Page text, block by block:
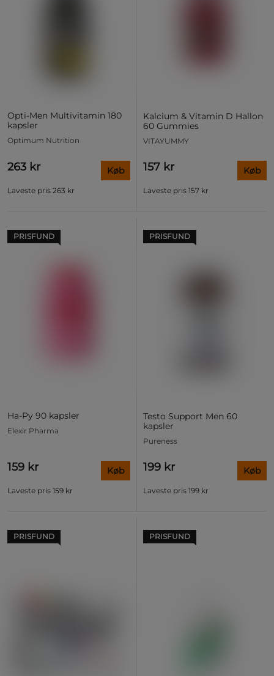
Opti-Men Multivitamin 180
kapsler
Optimum Nutrition
263 kr
Laveste pris 263 kr
Køb
Kalcium & Vitamin D Hallon
60 Gummies
VITAYUMMY
157 kr
Laveste pris 157 kr
Køb
PRISFUND
Ha-Py 90 kapsler
Elexir Pharma
159 kr
Laveste pris 159 kr
Køb
PRISFUND
Testo Support Men 60
kapsler
Pureness
199 kr
Laveste pris 199 kr
Køb
PRISFUND PRISFUND